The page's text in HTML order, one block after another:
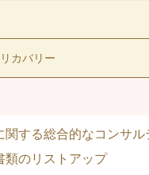
カバリー
関する総合的なコンサル
類のリストアップ